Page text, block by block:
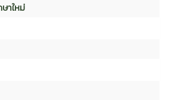
าใหม่